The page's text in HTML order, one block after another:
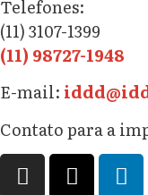
Telefones:
(11) 3107-1399
(11) 98727-1948
E-mail:
Contato para a